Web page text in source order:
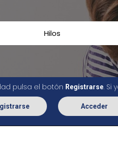
Hilos
pulsa el botón Registrarse. Si
Acceder